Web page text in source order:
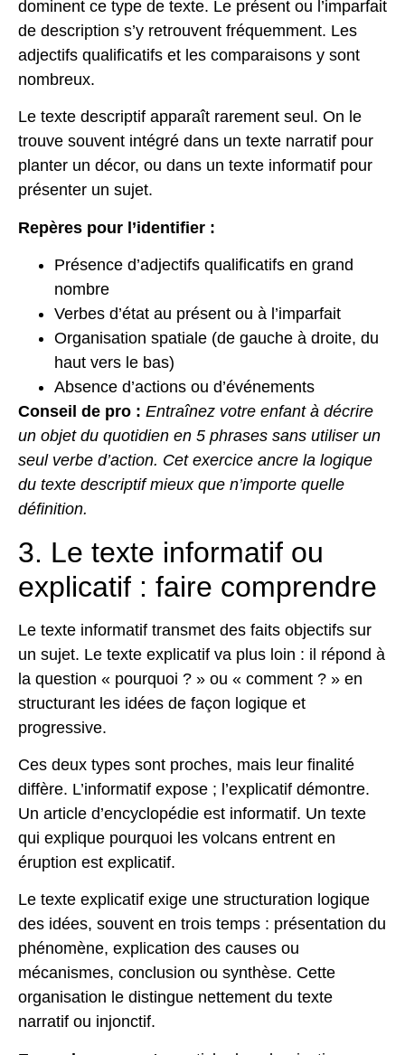
dominent ce type de texte. Le présent ou l’imparfait
de description s’y retrouvent fréquemment. Les
adjectifs qualificatifs et les comparaisons y sont
nombreux.
Le texte descriptif apparaît rarement seul. On le
trouve souvent intégré dans un texte narratif pour
planter un décor, ou dans un texte informatif pour
présenter un sujet.
Repères pour l’identifier :
Présence d’adjectifs qualificatifs en grand
nombre
Verbes d’état au présent ou à l’imparfait
Organisation spatiale (de gauche à droite, du
haut vers le bas)
Absence d’actions ou d’événements
Conseil de pro : Entraînez votre enfant à décrire
un objet du quotidien en 5 phrases sans utiliser un
seul verbe d’action. Cet exercice ancre la logique
du texte descriptif mieux que n’importe quelle
définition.
3. Le texte informatif ou
explicatif : faire comprendre
Le texte informatif transmet des faits objectifs sur
un sujet. Le texte explicatif va plus loin : il répond à
la question « pourquoi ? » ou « comment ? » en
structurant les idées de façon logique et
progressive.
Ces deux types sont proches, mais leur finalité
diffère. L’informatif expose ; l’explicatif démontre.
Un article d’encyclopédie est informatif. Un texte
qui explique pourquoi les volcans entrent en
éruption est explicatif.
Le texte explicatif exige une structuration logique
des idées, souvent en trois temps : présentation du
phénomène, explication des causes ou
mécanismes, conclusion ou synthèse. Cette
organisation le distingue nettement du texte
narratif ou injonctif.